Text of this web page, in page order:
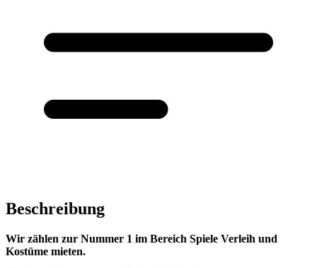
Beschreibung
Wir zählen zur Nummer 1 im Bereich Spiele Verleih und
Kostüme mieten.